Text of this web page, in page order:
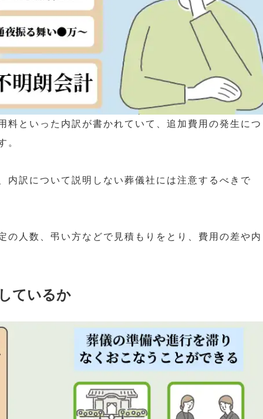
料といった内訳が書かれていて、追加費用の発生につ
。
内訳について説明しない葬儀社には注意するべきで
の人数、弔い方などで見積もりをとり、費用の差や内
ているか